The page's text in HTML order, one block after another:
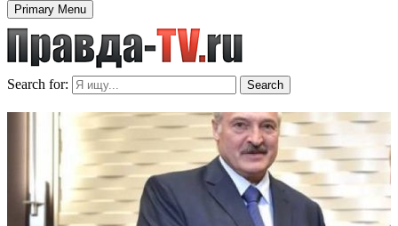
Primary Menu
Search for: Search